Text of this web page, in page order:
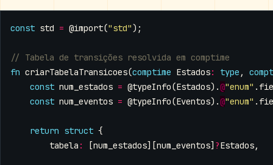
const std = @import("std");
fn criarTabelaTransicoes(comptime Estados: type ,
const num_estados = @typeInfo(Estados).@"enum" .
const num_eventos = @typeInfo(Eventos).@"enum" .
return struct {
tabela : [num_estados][num_eventos] ?Estados,